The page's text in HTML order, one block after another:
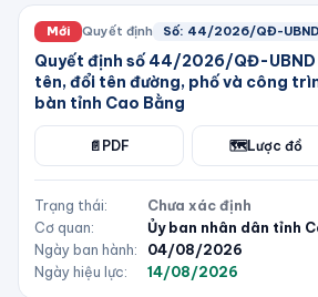
Mới Quyết định Số: 44/2026/QĐ-UBND
Quyết định số 44/2026/QĐ-UBND
tên, đổi tên đường, phố và công
bàn tỉnh Cao Bằng
📄 PDF 🗺️Lược đồ
Trạng thái:
Chưa xác định
Cơ quan:
Ủy ban nhân dân tỉnh
Ngày ban hành:
04/08/2026
Ngày hiệu lực:
14/08/2026